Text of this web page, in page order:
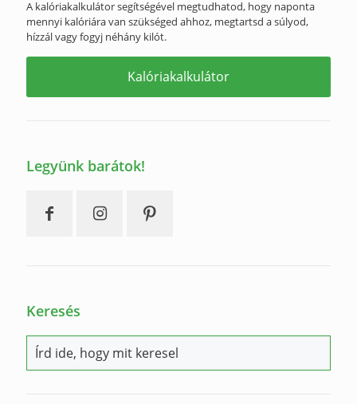
A kalóriakalkulátor segítségével megtudhatod, hogy naponta
mennyi kalóriára van szükséged ahhoz, megtartsd a súlyod,
hízzál vagy fogyj néhány kilót.
Kalóriakalkulátor
Legyünk barátok!
Keresés